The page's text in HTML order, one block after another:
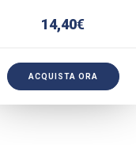
14,40€
ACQUISTA ORA